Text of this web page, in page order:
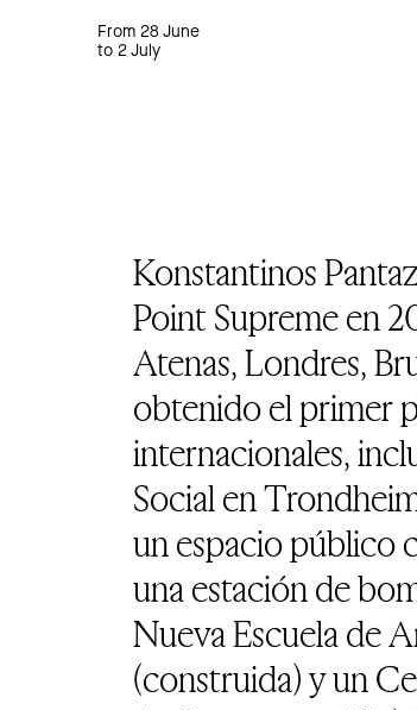
From 28 June
to 2 July
Konstantinos
Point Supreme en
Atenas, Londres,
obtenido el primer
internacionales,
Social en
un espacio público
una estación de
Nueva Escuela de
(construida) y un